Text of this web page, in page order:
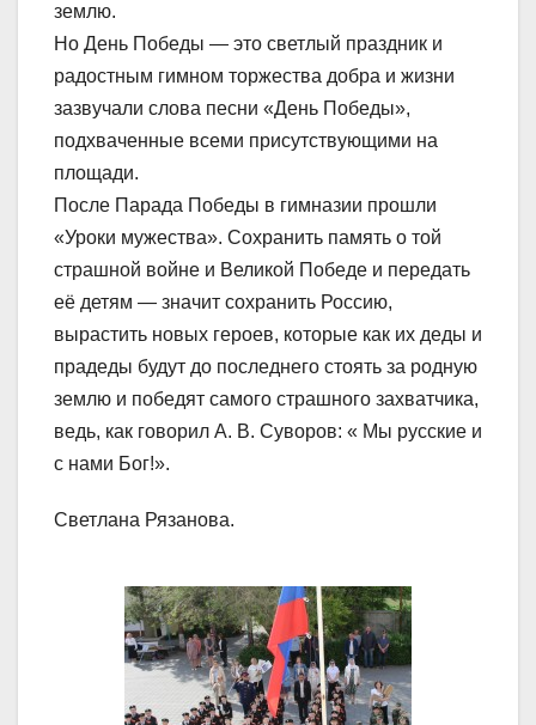
землю.
Но День Победы — это светлый праздник и
радостным гимном торжества добра и жизни
зазвучали слова песни «День Победы»,
подхваченные всеми присутствующими на
площади.
После Парада Победы в гимназии прошли
«Уроки мужества». Сохранить память о той
страшной войне и Великой Победе и передать
её детям — значит сохранить Россию,
вырастить новых героев, которые как их деды и
прадеды будут до последнего стоять за родную
землю и победят самого страшного захватчика,
ведь, как говорил А. В. Суворов: « Мы русские и
с нами Бог!».
Светлана Рязанова.